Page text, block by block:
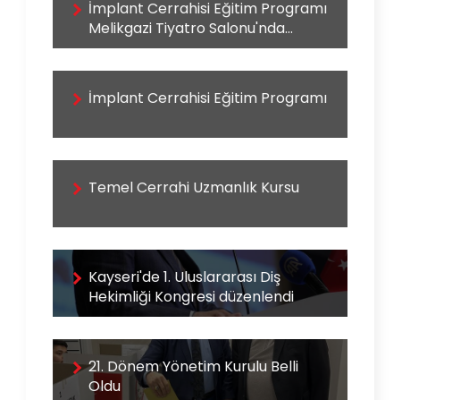
İmplant Cerrahisi Eğitim Programı
Melikgazi Tiyatro Salonu'nda
Yapıldı
İmplant Cerrahisi Eğitim Programı
Temel Cerrahi Uzmanlık Kursu
Kayseri'de 1. Uluslararası Diş
Hekimliği Kongresi düzenlendi
21. Dönem Yönetim Kurulu Belli
Oldu